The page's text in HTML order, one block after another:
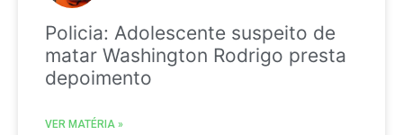
Policia: Adolescente suspeito de
matar Washington Rodrigo presta
depoimento
VER MATÉRIA »